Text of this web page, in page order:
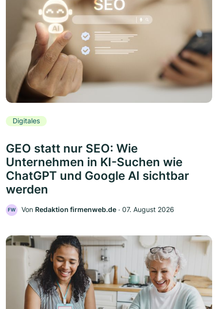
Digitales
GEO statt nur SEO: Wie
Unternehmen in KI-Suchen wie
ChatGPT und Google AI sichtbar
werden
FW Von Redaktion firmenweb.de ‧ 07. August 2026